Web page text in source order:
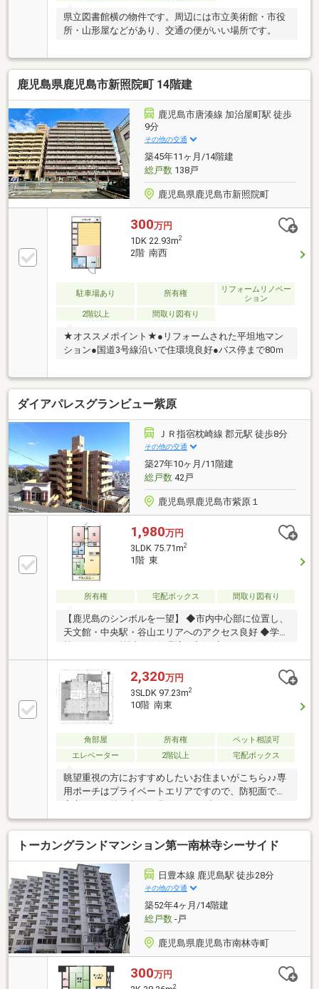
県立図書館横の物件です。周辺には市立美術館・市役
所・山形屋などがあり、交通の便がいい場所です。
鹿児島県鹿児島市新照院町 14階建
鹿児島市唐湊線 加治屋町駅 徒歩
9分
その他の交通
築45年11ヶ月/14階建
総戸数138戸
鹿児島県鹿児島市新照院町
300万円
1DK 22.93m2
2階 南西
駐車場あり 所有権
リフォームリノベー
ション
2階以上
間取り図有り
★オススメポイント★●リフォームされた平坦地マン
ション●国道3号線沿いで住環境良好●バス停まで80ｍ
ダイアパレスグランビュー紫原
ＪＲ指宿枕崎線 郡元駅 徒歩8分
その他の交通
築27年10ヶ月/11階建
総戸数42戸
鹿児島県鹿児島市紫原１
1,980万円
3LDK 75.71m2
1階 東
所有権 宅配ボックス 間取り図有り
【鹿児島のシンボルを一望】 ◆市内中心部に位置し、
天文館・中央駅・谷山エリアへのアクセス良好 ◆学
付きで収納豊富
2,320万円
3SLDK 97.23m2
10階 南東
角部屋 所有権
ペット相談可
エレベーター
2階以上 宅配ボックス
眺望重視の方におすすめしたいお住まいがこちら♪♪専
用ポーチはプライベートエリアですので、防犯面でも
安心です。外の空気を吸いながらブレイクタイムな
ど、楽しみのある広々した2面バルコニー♪ゆったりと
くつろげるリビング横の和室があります。全居室エア
コン完備♪スーパーまで徒歩9分、紫原小学校まで徒歩
10分の立地です。おすすめポイント満載のこちらをぜ
ひご検討ください☆彡お問合せお待ちしています(*^-
^*)
トーカングランドマンション第一南林寺シーサイド
日豊本線 鹿児島駅 徒歩28分
その他の交通
築52年4ヶ月/14階建
総戸数-戸
鹿児島県鹿児島市南林寺町
300万円
2